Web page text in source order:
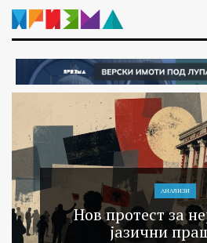
АНАЛИЗИ
Нов протест за
јазични